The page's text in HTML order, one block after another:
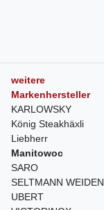
weitere
Markenhersteller
KARLOWSKY
König Steakhäxli
Liebherr
Manitowoc
SARO
SELTMANN WEIDEN
UBERT